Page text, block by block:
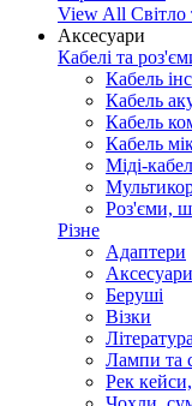
View All Світло
Аксесуари
Кабелі та
Кабель
Кабель
Кабель
Кабель
Міді-
Роз'єми,
Різне
Адаптери
Беруші
Візки
Лампи та
Рек